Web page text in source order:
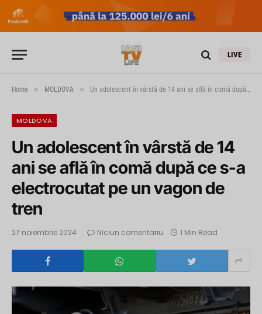
LIVE
Home » MOLDOVA » Un adolescent în vârstă de 14 ani se află în comă după ce s-a electrocutat pe un vagon de tren
MOLDOVA
Un adolescent în vârstă de 14
ani se află în comă după ce s-a
electrocutat pe un vagon de
tren
27 noiembrie 2024 Niciun comentariu 1 Min Read